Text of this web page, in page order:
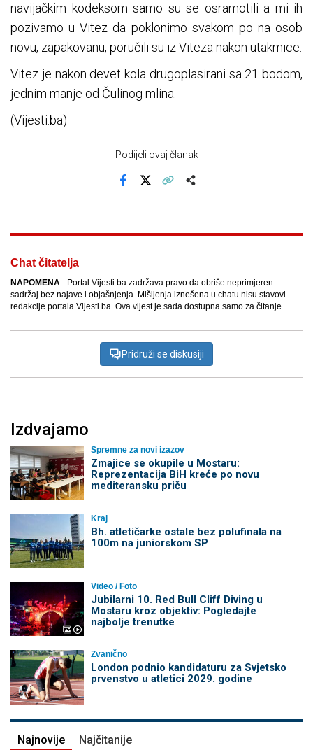
navijačkim kodeksom samo su se osramotili a mi ih
pozivamo u Vitez da poklonimo svakom po na osob
novu, zapakovanu, poručili su iz Viteza nakon utakmice.
Vitez je nakon devet kola drugoplasirani sa 21 bodom,
jednim manje od Čulinog mlina.
(Vijesti.ba)
Podijeli ovaj članak
Chat čitatelja
NAPOMENA - Portal Vijesti.ba zadržava pravo da obriše neprimjeren
sadržaj bez najave i objašnjenja. Mišljenja iznešena u chatu nisu stavovi
redakcije portala Vijesti.ba. Ova vijest je sada dostupna samo za čitanje.
Pridruži se diskusiji
Izdvajamo
Spremne za novi izazov
Zmajice se okupile u Mostaru:
Reprezentacija BiH kreće po novu
mediteransku priču
Kraj
Bh. atletičarke ostale bez polufinala na
100m na juniorskom SP
Video / Foto
Jubilarni 10. Red Bull Cliff Diving u
Mostaru kroz objektiv: Pogledajte
najbolje trenutke
Zvanično
London podnio kandidaturu za Svjetsko
prvenstvo u atletici 2029. godine
Najnovije Najčitanije